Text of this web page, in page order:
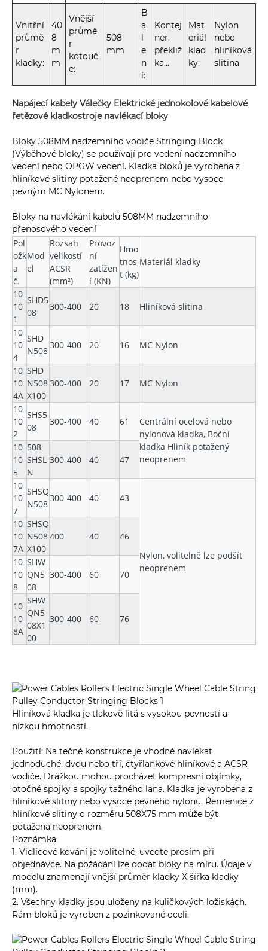
Vnitřní
průmě
r
kladky:
40
8
m
m
Vnější
průmě
r
kotouč
e:
508
mm
B
a
l
e
n
í:
Kontej
ner,
překliž
ka...
Mat
eriál
klad
ky:
Nylon
nebo
hliníková
slitina
Napájecí kabely Válečky Elektrické jednokolové kabelové
řetězové kladkostroje navlékací bloky
Bloky 508MM nadzemního vodiče Stringing Block
(Výběhové bloky) se používají pro vedení nadzemního
vedení nebo OPGW vedení. Kladka bloků je vyrobena z
hliníkové slitiny potažené neoprenem nebo vysoce
pevným MC Nylonem.
Bloky na navlékání kabelů 508MM nadzemního
přenosového vedení
Pol
ožk
a
č.
Mod
el
Rozsah
velikostí
ACSR
(mm²)
Provoz
ní
zatížen
í (KN)
Hmo
tnos
t (kg)
Materiál kladky
10
10
1
SHD5
08
300-400 20 18 Hliníková slitina
10
10
4
SHD
N508
300-400 20 16 MC Nylon
10
10
4A
SHD
N508
X100
300-400 20 17 MC Nylon
10
10
2
SHS5
08
300-400 40 61
Centrální ocelová nebo
nylonová kladka, Boční
kladka Hliník potažený
neoprenem
10
10
5
508
SHSL
N
300-400 40 47
10
10
7
SHSQ
N508
300-400 40 43
Nylon, volitelně lze podšít
neoprenem
10
10
7A
SHSQ
N508
X100
400 40 46
10
10
8
SHW
QN5
08
300-400 60 70
10
10
8A
SHW
QN5
08X1
00
300-400 60 76
Hliníková kladka je tlakově litá s vysokou pevností a
nízkou hmotností.
Použití: Na tečné konstrukce je vhodné navlékat
jednoduché, dvou nebo tří, čtyřlankové hliníkové a ACSR
vodiče. Drážkou mohou procházet kompresní objímky,
otočné spojky a spojky tažného lana. Kladka je vyrobena z
hliníkové slitiny nebo vysoce pevného nylonu. Řemenice z
hliníkové slitiny o rozměru 508X75 mm může být
potažena neoprenem.
Poznámka:
1. Vidlicové kování je volitelné, uveďte prosím při
objednávce. Na požádání lze dodat bloky na míru. Údaje v
modelu znamenají vnější průměr kladky X šířka kladky
(mm).
2. Všechny kladky jsou uloženy na kuličkových ložiskách.
Rám bloků je vyroben z pozinkované oceli.